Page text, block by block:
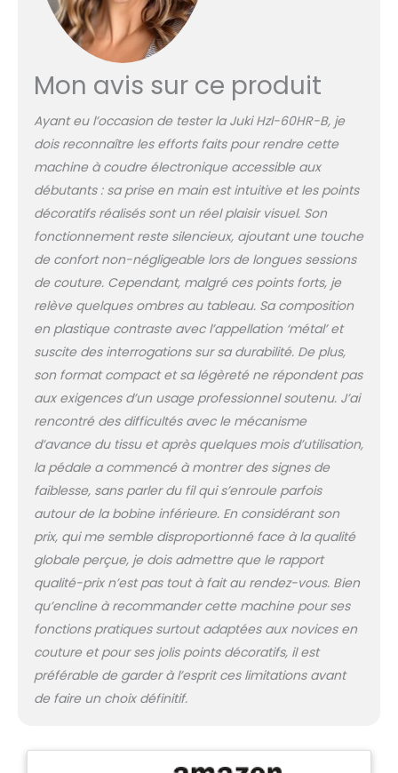
Mon avis sur ce produit
Ayant eu l’occasion de tester la Juki Hzl-60HR-B, je
dois reconnaître les efforts faits pour rendre cette
machine à coudre électronique accessible aux
débutants : sa prise en main est intuitive et les points
décoratifs réalisés sont un réel plaisir visuel. Son
fonctionnement reste silencieux, ajoutant une touche
de confort non-négligeable lors de longues sessions
de couture. Cependant, malgré ces points forts, je
relève quelques ombres au tableau. Sa composition
en plastique contraste avec l’appellation ‘métal’ et
suscite des interrogations sur sa durabilité. De plus,
son format compact et sa légèreté ne répondent pas
aux exigences d’un usage professionnel soutenu. J’ai
rencontré des difficultés avec le mécanisme
d’avance du tissu et après quelques mois d’utilisation,
la pédale a commencé à montrer des signes de
faiblesse, sans parler du fil qui s’enroule parfois
autour de la bobine inférieure. En considérant son
prix, qui me semble disproportionné face à la qualité
globale perçue, je dois admettre que le rapport
qualité-prix n’est pas tout à fait au rendez-vous. Bien
qu’encline à recommander cette machine pour ses
fonctions pratiques surtout adaptées aux novices en
couture et pour ses jolis points décoratifs, il est
préférable de garder à l’esprit ces limitations avant
de faire un choix définitif.